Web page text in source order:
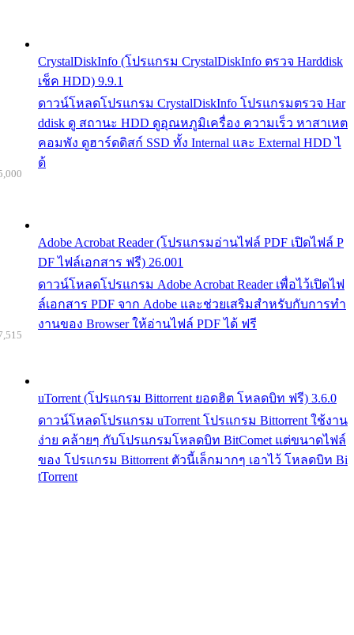
CrystalDiskInfo (โปรแกรม CrystalDiskInfo ตรวจ Harddisk
เช็ค HDD) 9.9.1
ดาวน์โหลดโปรแกรม CrystalDiskInfo โปรแกรมตรวจ Har
ddisk ดู สถานะ HDD ดูอุณหภูมิเครื่อง ความเร็ว หาสาเหต
คอมพัง ดูฮาร์ดดิสก์ SSD ทั้ง Internal และ External HDD ไ
ด้
Adobe Acrobat Reader (โปรแกรมอ่านไฟล์ PDF เปิดไฟล์ P
DF ไฟล์เอกสาร ฟรี) 26.001
ดาวน์โหลดโปรแกรม Adobe Acrobat Reader เพื่อไว้เปิดไฟ
ล์เอกสาร PDF จาก Adobe และช่วยเสริมสำหรับกับการทำ
งานของ Browser ให้อ่านไฟล์ PDF ได้ ฟรี
uTorrent (โปรแกรม Bittorrent ยอดฮิต โหลดบิท ฟรี) 3.6.0
ดาวน์โหลดโปรแกรม uTorrent โปรแกรม Bittorrent ใช้งาน
ง่าย คล้ายๆ กับโปรแกรมโหลดบิท BitComet แต่ขนาดไฟล์
ของ โปรแกรม Bittorrent ตัวนี้เล็กมากๆ เอาไว้ โหลดบิท Bi
tTorrent